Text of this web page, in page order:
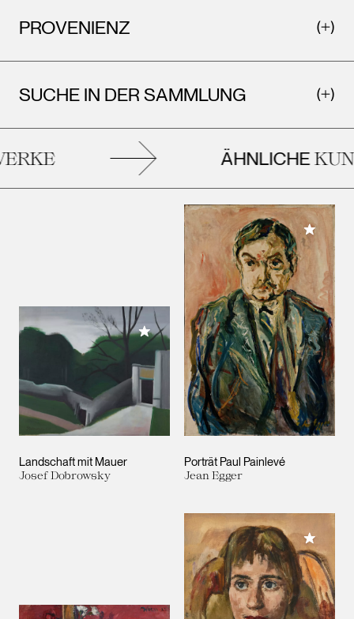
PROVENIENZ
SUCHE IN DER SAMMLUNG
ÄHNLICHE
Landschaft mit Mauer
Josef Dobrowsky
Meiner Sammlung hinzufügen
Porträt Paul Painlevé
Jean Egger
Meiner
Meiner